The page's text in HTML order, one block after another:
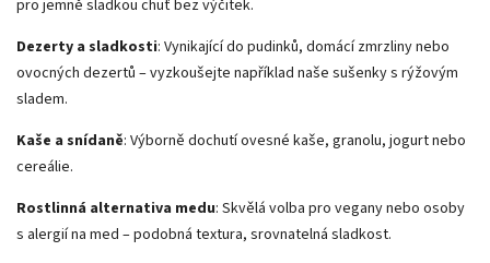
pro jemně sladkou chuť bez výčitek.
Dezerty a sladkosti: Vynikající do pudinků, domácí zmrzliny nebo
ovocných dezertů – vyzkoušejte například naše sušenky s rýžovým
sladem.
Kaše a snídaně: Výborně dochutí ovesné kaše, granolu, jogurt nebo
cereálie.
Rostlinná alternativa medu: Skvělá volba pro vegany nebo osoby
s alergií na med – podobná textura, srovnatelná sladkost.